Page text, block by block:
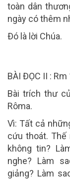
toàn dân
ngày có thêm
Ðó là lời Chúa.
BÀI ĐỌC II :
Bài trích thư
Rôma.
Vì: Tất cả
cứu thoát.
không tin?
nghe? Làm
giảng? Làm